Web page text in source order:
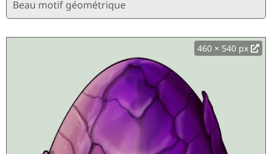
Beau motif géométrique
460 × 540 px